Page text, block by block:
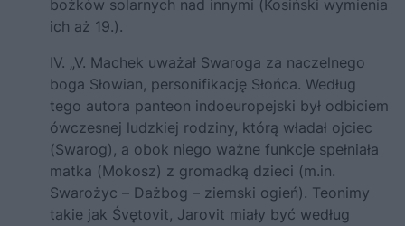
bożków solarnych nad innymi (Kosiński wymienia
ich aż 19.).
IV. „V. Machek uważał Swaroga za naczelnego
boga Słowian, personifikację Słońca. Według
tego autora panteon indoeuropejski był odbiciem
ówczesnej ludzkiej rodziny, którą władał ojciec
(Swarog), a obok niego ważne funkcje spełniała
matka (Mokosz) z gromadką dzieci (m.in.
Swarożyc – Dażbog – ziemski ogień). Teonimy
takie jak Śvętovit, Jarovit miały być według